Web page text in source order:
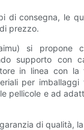
di consegna, le
prezzo.
si
supporto con
in linea con la
per imballaggi
pellicole e ad
di qualità,